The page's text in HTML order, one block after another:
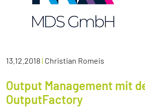
13.12.2018| Christian Romeis
Output Management mit
OutputFactory